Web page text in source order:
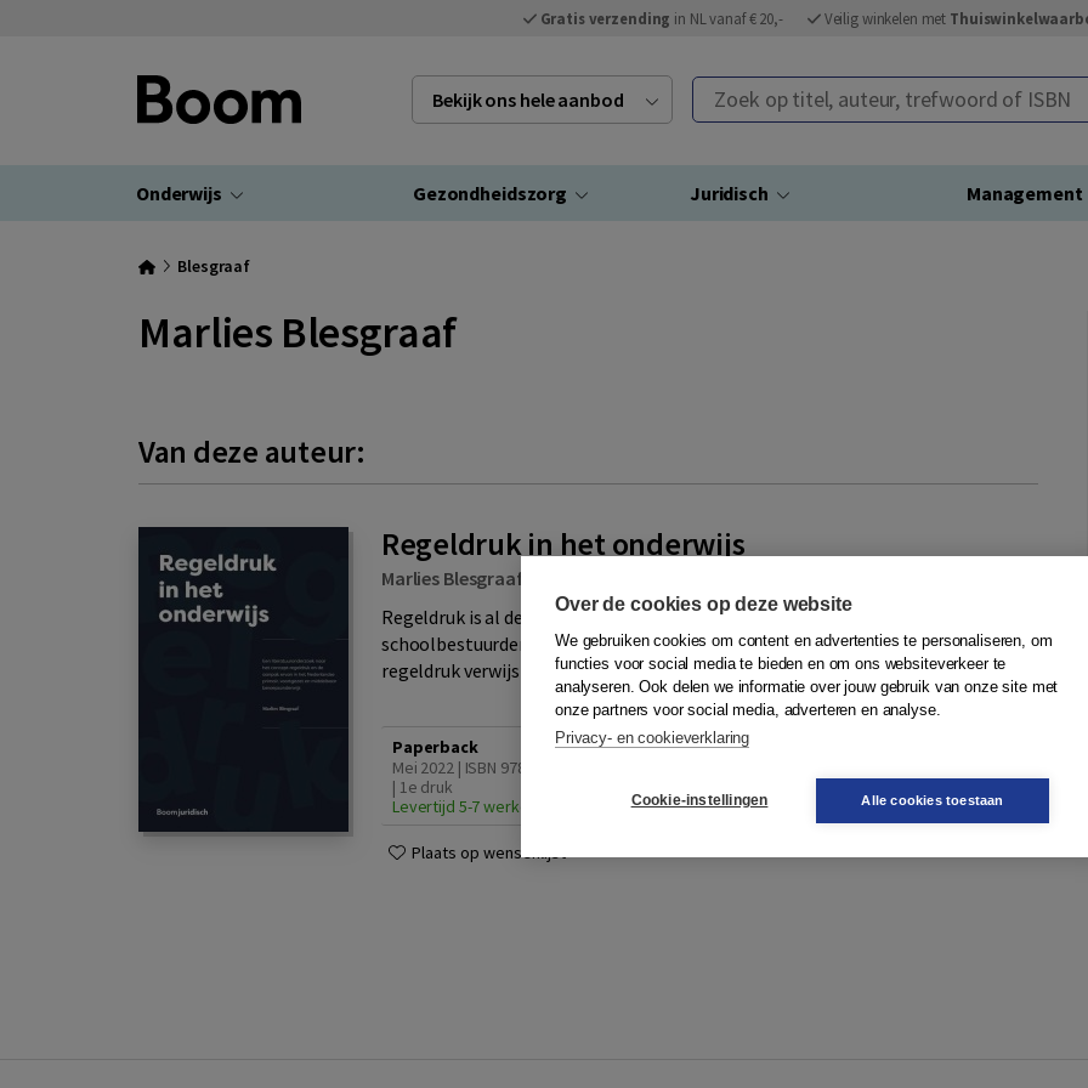
Gratis verzending in NL vanaf € 20,- Veilig winkelen met
Bekijk ons hele aanbod Zoek op titel, auteur, trefwoord of ISBN
Onderwijs Gezondheidszorg Juridisch Management
Blesgraaf
Marlies Blesgraaf
Van deze auteur:
Regeldruk in het onderwijs
Marlies Blesgraaf
Regeldruk is al decennialang een probleem waarmee zowel de overheid als
schoolbestuurders, schoolleiders en leraren worstelen. Het abstracte begrip
regeldruk verwijst in het dagelijks spraakgebruik...Meer
Paperback
Mei 2022 | ISBN 9789462126794
| 1e druk
Levertijd 5-7 werkdagen
In winkelwagen
Plaats op wensenlijst
Over de cookies op deze website
We gebruiken cookies om content en advertenties te personaliseren, om
functies voor social media te bieden en om ons websiteverkeer te
analyseren. Ook delen we informatie over jouw gebruik van onze site met
onze partners voor social media, adverteren en analyse.
Privacy- en cookieverklaring
Cookie-instellingen Alle cookies toestaan